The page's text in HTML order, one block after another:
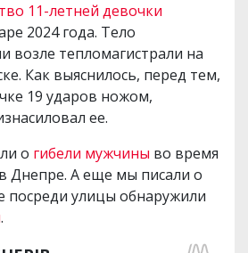
11-летней девочки
2024 года. Тело
тепломагистрали на
Как выяснилось, перед тем,
19 ударов ножом,
ее.
о гибели мужчины во время
Днепре. А еще мы писали о
посреди улицы обнаружили
.